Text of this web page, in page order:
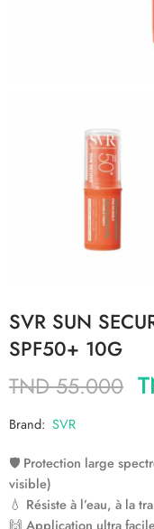
SVR SUN
SPF50+ 10G
TND55.000
Brand: SVR
🛡️ Protection large
visible)
💧 Résiste à l’eau, à la
🙌 Application ultra